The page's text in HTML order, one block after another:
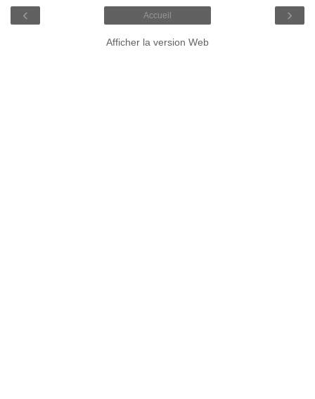
‹ ›
Accueil
Afficher la version Web